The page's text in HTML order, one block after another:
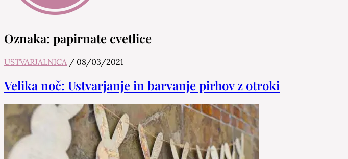
Mamina Maza
Blog & Portal za starše in bodoče starše
Oznaka: papirnate cvetlice
USTVARJALNICA / 08/03/2021
Velika noč: Ustvarjanje in barvanje pirhov z otroki